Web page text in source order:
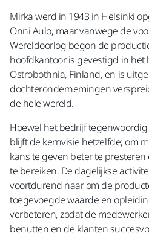
Mirka werd in 1943 in Helsinki
Onni Aulo, maar vanwege de
Wereldoorlog begon de
hoofdkantoor is gevestigd in het
Ostrobothnia, Finland, en is
dochterondernemingen
de hele wereld.
Hoewel het bedrijf
blijft de kernvisie hetzelfde; om
kans te geven beter te
te bereiken. De dagelijkse
voortdurend naar om de
toegevoegde waarde en
verbeteren, zodat de
benutten en de klanten